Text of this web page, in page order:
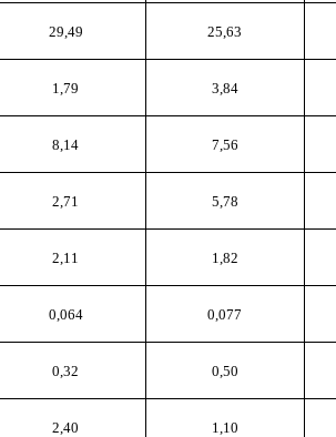
29,49 25,63
1,79 3,84
8,14 7,56
2,71 5,78
2,11 1,82
0,064 0,077
0,32 0,50
2,40 1,10